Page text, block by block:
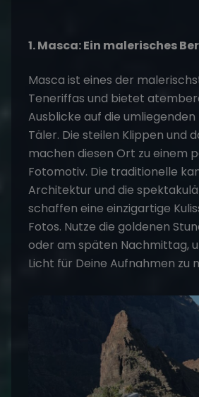
1. Masca: Ein malerisches
Masca ist eines der
Teneriffas und bietet
Ausblicke auf die umliegenden
Täler. Die steilen Klippen und
machen diesen Ort zu einem
Fotomotiv. Die traditionelle
Architektur und die
schaffen eine einzigartige
Fotos. Nutze die goldenen
oder am späten Nachmittag,
Licht für Deine Aufnahmen zu